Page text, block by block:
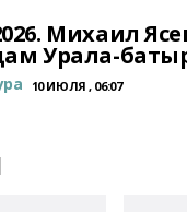
Михаил
Урала-
10 ИЮЛЯ , 06:07